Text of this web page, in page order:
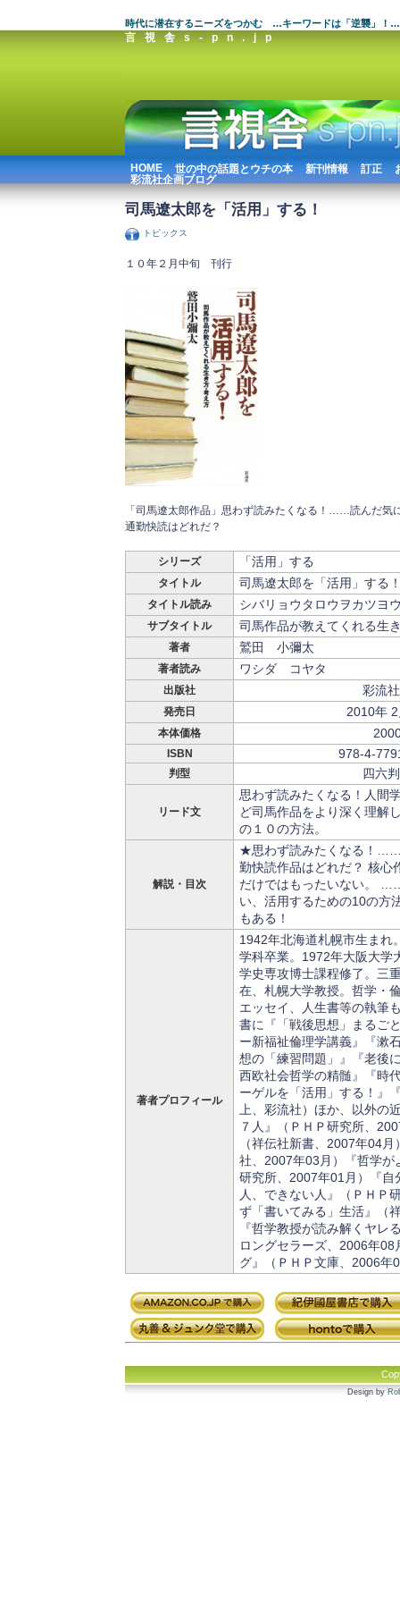
時代に潜在するニーズをつかむ …キーワードは「逆襲」！…
言視舎s-pn.jp
HOME 世の中の話題とウチの本 新刊情報 訂正
彩流社企画ブログ
司馬遼太郎を「活用」する！
トピックス
１０年２月中旬 刊行
「司馬遼太郎作品」思わず読みたくなる！……読んだ気
通勤快読はどれだ？
シリーズ 「活用」する
タイトル 司馬遼太郎を「活用」する
タイトル読み シバリョウタロウヲカツヨ
サブタイトル 司馬作品が教えてくれる生
著者 鷲田 小彌太
著者読み ワシダ コヤタ
出版社 彩流
発売日 2010年
本体価格
ISBN 978-4-
判型 四六
リード文
思わず読みたくなる！人間
ど司馬作品をより深く理解
の１０の方法。
解説・目次
★思わず読みたくなる！
勤快読作品はどれだ？ 核
だけではもったいない。
い、活用するための10の方
もある！
著者プロフィール
1942年北海道札幌市生まれ
学科卒業。1972年大阪大学
学史専攻博士課程修了。三
在、札幌大学教授。哲学・
エッセイ、人生書等の執筆
書に『「戦後思想」まるご
ー新福祉倫理学講義』『漱
想の「練習問題」』『老後
西欧社会哲学の精髄』『時
ーゲルを「活用」する！』
上、彩流社）ほか、以外の
７人』（ＰＨＰ研究所、
（祥伝社新書、2007年04
社、2007年03月）『哲学が
研究所、2007年01月）『自
人、できない人』（ＰＨＰ
ず「書いてみる」生活』（
『哲学教授が読み解くヤレ
ロングセラーズ、2006年
グ』（ＰＨＰ文庫、2006年
Design by